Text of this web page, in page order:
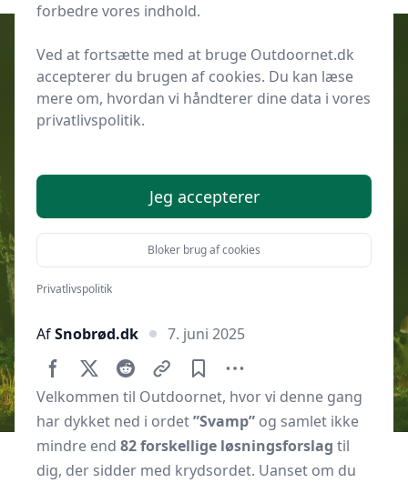
Udgivet iHjælp til krydsord
Svamp Krydsord
AfSnobrød.dk 7. juni 2025
Velkommen til Outdoornet, hvor vi denne gang
har dykket ned i ordet”Svamp” og samlet ikke
mindre end 82 forskellige løsningsforslag til
dig, der sidder med krydsordet. Uanset om du
forbedre vores indhold.
Ved at fortsætte med at bruge Outdoornet.dk
accepterer du brugen af cookies. Du kan læse
mere om, hvordan vi håndterer dine data i vores
privatlivspolitik.
Jeg accepterer
Bloker brug af cookies
Privatlivspolitik